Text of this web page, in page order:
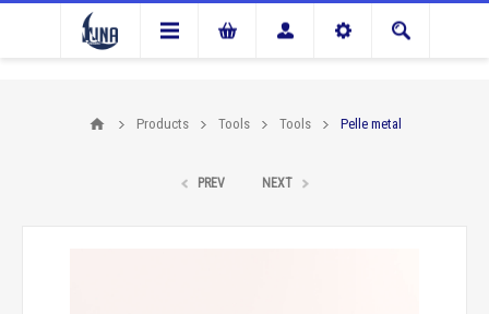
Products Tools Tools Pelle metal
PREV NEXT